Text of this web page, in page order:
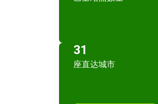
31
座直达城市